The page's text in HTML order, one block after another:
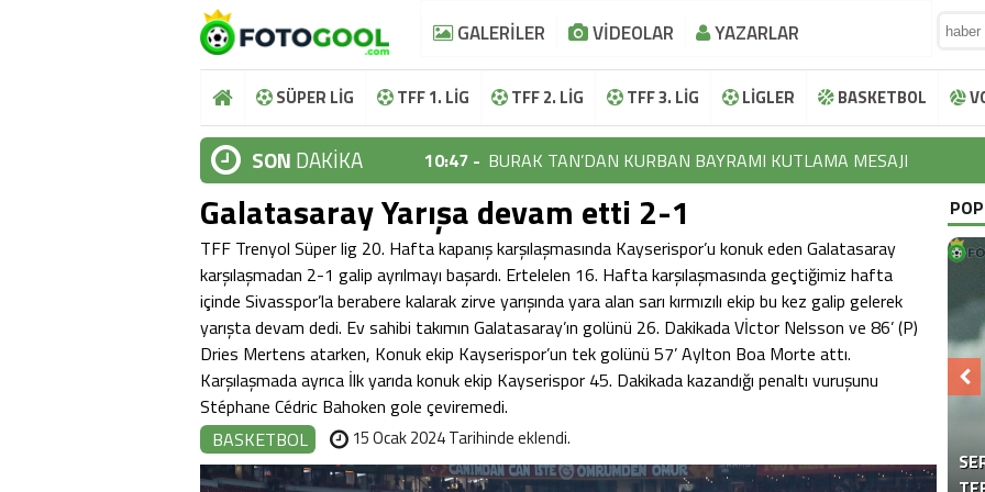
GALERİLER VİDEOLAR YAZARLAR
SÜPER LİG TFF 1. LİG TFF 2. LİG TFF 3. LİG LİGLER BASKETBOL
SON DAKİKA 10:47 - BURAK TAN’DAN KURBAN BAYRAMI KUTLAMA MESAJI
10:44 - İBRAHİM HALİL KOÇER’DEN KURBAN BAYRAMI KUTLAMA
10:37 - LOKMAN NAROĞLU’NDAN KURBAN BAYRAMI KUTLAMA MESAJI
10:36 - EFTAL KORKMAZ’DAN KURBAN BAYRAMI KUTLAMA MESAJI
10:48 - AYHAN TUTUN’DAN KURBAN BAYRAMI KUTLAMA MESAJI
10:47 - BURAK TAN’DAN KURBAN BAYRAMI KUTLAMA MESAJI
10:44 - İBRAHİM HALİL KOÇER’DEN KURBAN BAYRAMI KUTLAMA MESAJI
10:37 - LOKMAN NAROĞLU’NDAN KURBAN BAYRAMI KUTLAMA MESAJI
10:36 - EFTAL KORKMAZ’DAN KURBAN BAYRAMI KUTLAMA MESAJI
Galatasaray Yarışa devam etti 2-1
TFF Trenyol Süper lig 20. Hafta kapanış karşılaşmasında Kayserispor’u konuk eden Galatasaray
karşılaşmadan 2-1 galip ayrılmayı başardı. Ertelelen 16. Hafta karşılaşmasında geçtiğimiz hafta
içinde Sivasspor’la berabere kalarak zirve yarışında yara alan sarı kırmızılı ekip bu kez galip gelerek
yarışta devam dedi. Ev sahibi takımın Galatasaray’ın golünü 26. Dakikada Vİctor Nelsson ve 86’ (P)
Dries Mertens atarken, Konuk ekip Kayserispor’un tek golünü 57’ Aylton Boa Morte attı.
Karşılaşmada ayrıca İlk yarıda konuk ekip Kayserispor 45. Dakikada kazandığı penaltı vuruşunu
Stéphane Cédric Bahoken gole çeviremedi.
BASKETBOL
15 Ocak 2024 Tarihinde eklendi.